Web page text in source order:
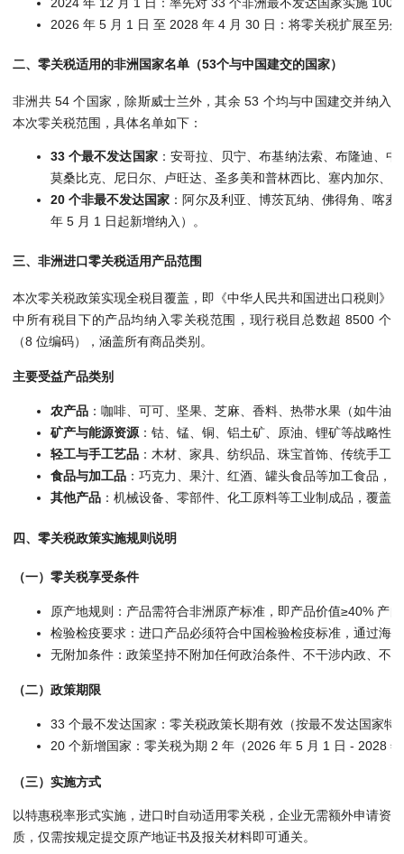
2026 年 5 月 1 日 至 2028 年 4 月 30 日：将零关税扩展至另
二、零关税适用的非洲国家名单（53个与中国建交的国家）
非洲共 54 个国家，除斯威士兰外，其余 53 个均与中国建交并纳入
本次零关税范围，具体名单如下：
33 个最不发达国家：安哥拉、贝宁、布基纳法索、布隆迪、
莫桑比克、尼日尔、卢旺达、圣多美和普林西比、塞内加尔、
20 个非最不发达国家 ：阿尔及利亚、博茨瓦纳、佛得角、喀
年 5 月 1 日起新增纳入）。
三、非洲进口零关税适用产品范围
本次零关税政策实现全税目覆盖，即《中华人民共和国进出口税则》
中所有税目下的产品均纳入零关税范围，现行税目总数超 8500 个
（8 位编码），涵盖所有商品类别。
主要受益产品类别
农产品 ：咖啡、可可、坚果、芝麻、香料、热带水果（如牛油
矿产与能源资源 ：钴、锰、铜、铝土矿、原油、锂矿等战略性
轻工与手工艺品 ：木材、家具、纺织品、珠宝首饰、传统手工
食品与加工品 ：巧克力、果汁、红酒、罐头食品等加工食品，
其他产品 ：机械设备、零部件、化工原料等工业制成品，覆盖
四、零关税政策实施规则说明
（一）零关税享受条件
原产地规则：产品需符合非洲原产标准，即产品价值≥40% 产
检验检疫要求：进口产品必须符合中国检验检疫标准，通过海
无附加条件：政策坚持不附加任何政治条件、不干涉内政、不
（二）政策期限
33 个最不发达国家：零关税政策长期有效（按最不发达国家特
20 个新增国家：零关税为期 2 年（2026 年 5 月 1 日 - 2028
（三）实施方式
以特惠税率形式实施，进口时自动适用零关税，企业无需额外申请资
质，仅需按规定提交原产地证书及报关材料即可通关。